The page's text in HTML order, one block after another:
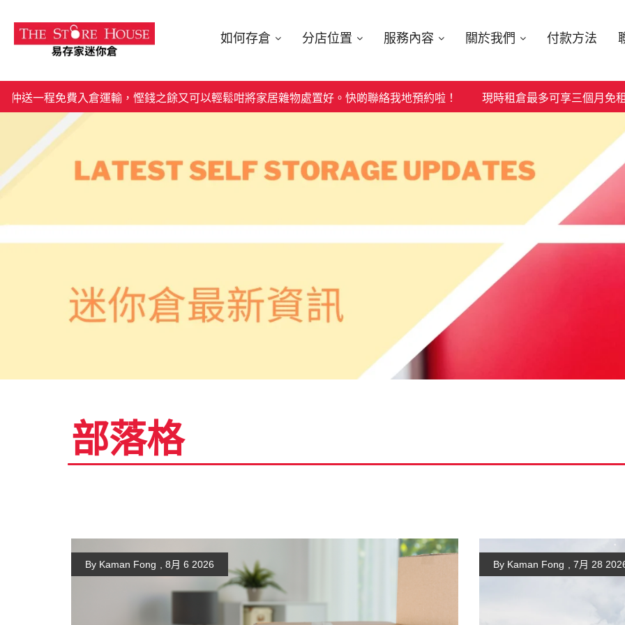
如何存倉 分店位置 服務內容 關於我們 付款方法
入倉運輸，慳錢之餘又可以輕鬆咁將家居雜物處置好。快啲聯絡我地預約啦！現時租倉最多可享三個月免租優惠，仲送
部落格
By Kaman Fong 8月 6 2026 By Kaman Fong 7月 28